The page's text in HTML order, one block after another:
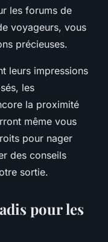
les forums de
voyageurs, vous
précieuses.
leurs impressions
les
la proximité
même vous
pour nager
des conseils
sortie.
pour les